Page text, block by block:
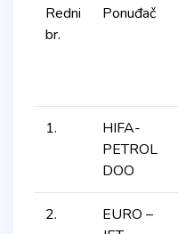
Redni
br.
Ponuđač
1.
HIFA-
PETROL
DOO
2.
EURO –